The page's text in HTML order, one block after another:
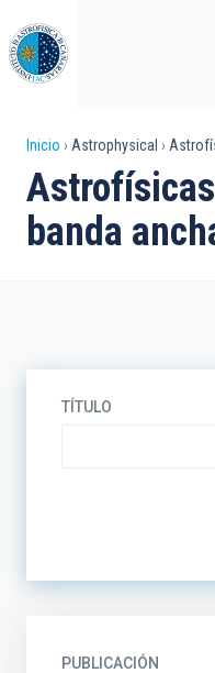
al
contenido
principal
Sobrescribir
enlaces
de
Inicio Astrophysical
banda
TÍTULO
PUBLICACIÓN